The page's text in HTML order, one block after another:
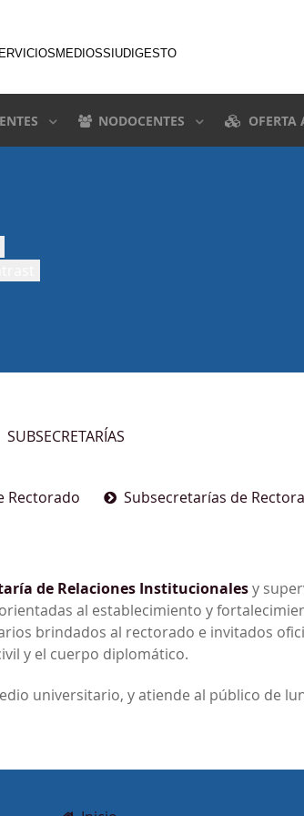
MEDIOSSIUDIGESTO
NODOCENTES OFERTA
SUBSECRETARÍAS
Rectorado Subsecretarías de
de Relaciones Institucionalesy
al establecimiento y
brindados al rectorado e invitados
y el cuerpo diplomático.
universitario, y atiende al público de